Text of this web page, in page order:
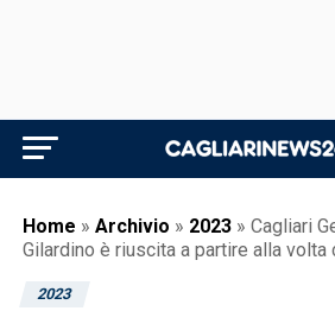
Home » Archivio » 2023 » Cagliari
Gilardino è riuscita a partire alla volta
2023